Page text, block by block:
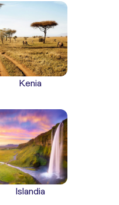
Kenia
Islandia